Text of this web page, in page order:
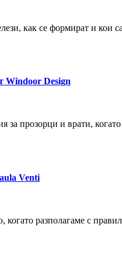
как се формират и
Windoor Design
прозорци и врати,
Venti
разполагаме с